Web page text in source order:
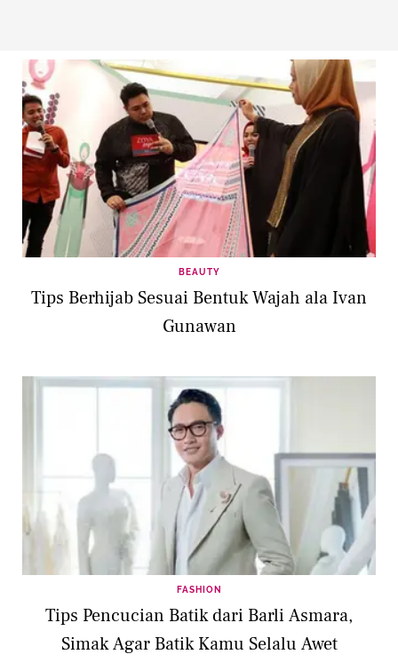
BEAUTY
Tips Berhijab Sesuai Bentuk Wajah ala Ivan
Gunawan
FASHION
Tips Pencucian Batik dari Barli Asmara,
Simak Agar Batik Kamu Selalu Awet